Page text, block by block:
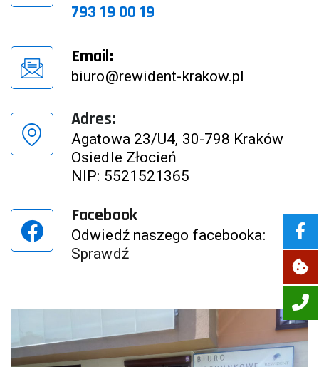
793 19 00 19
Email:
biuro@rewident-krakow.pl
Adres:
Agatowa 23/U4, 30-798 Kraków
Osiedle Złocień
NIP: 5521521365
Facebook
Odwiedź naszego facebooka:
Sprawdź